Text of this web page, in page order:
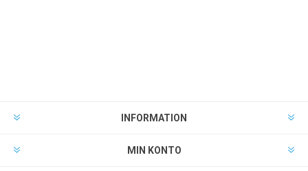
INFORMATION
MIN KONTO